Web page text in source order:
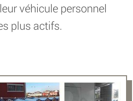
véhicule personnel
plus actifs.